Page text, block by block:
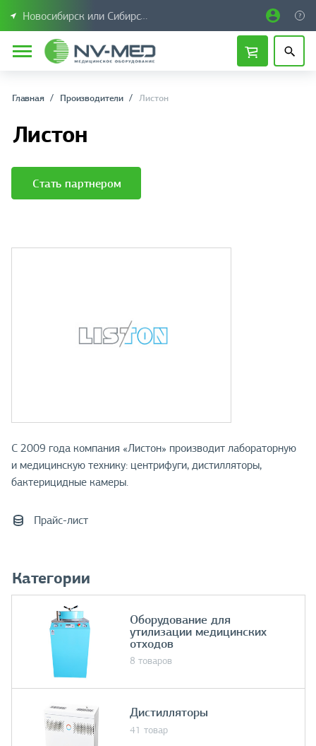
Новосибирск или Сибирский федеральный округ
Главная Производители Листон
Листон
Стать партнером
С 2009 года компания «Листон» производит лабораторную
и медицинскую технику: центрифуги, дистилляторы,
бактерицидные камеры.
Прайс-лист
Категории
Оборудование для
утилизации медицинских
отходов
8 товаров
Дистилляторы
41 товар